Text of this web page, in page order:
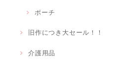
ポーチ
旧作につき大セール！！
介護用品